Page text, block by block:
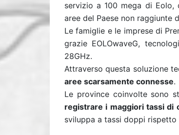
servizio a 100 mega di
aree del Paese non raggiunte
Le famiglie e le imprese di
grazie EOLOwaveG,
28GHz.
Attraverso questa soluzione
aree scarsamente connesse.
Le province coinvolte sono
registrare i maggiori tassi di
sviluppa a tassi doppi